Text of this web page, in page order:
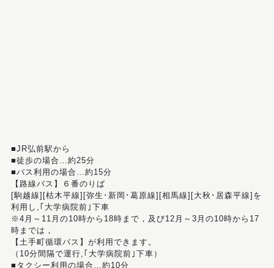
■JR弘前駅から
■徒歩の場合…約25分
■バス利用の場合…約15分
【路線バス】６番のりば
[駒越線][枯木平線][弥生･新岡･葛原線][相馬線][大秋･居森平線]を
利用し,｢大学病院前｣下車
※4月～11月の10時から18時まで，及び12月～3月の10時から17
時までは，
【土手町循環バス】が利用できます。
（10分間隔で運行,｢大学病院前｣下車）
■タクシー利用の場合…約10分